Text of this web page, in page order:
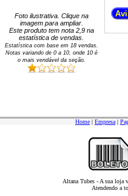
Foto ilustrativa. Clique na
imagem para ampliar.
Este produto tem nota 2,9na
estatística de vendas.
Estatística com base em 18vendas.
Notas variando de 0a 10, onde 10 é
o mais vendável da seção.
Home | Empresa |
Altana Tubes - A sua loja
Atendendo a